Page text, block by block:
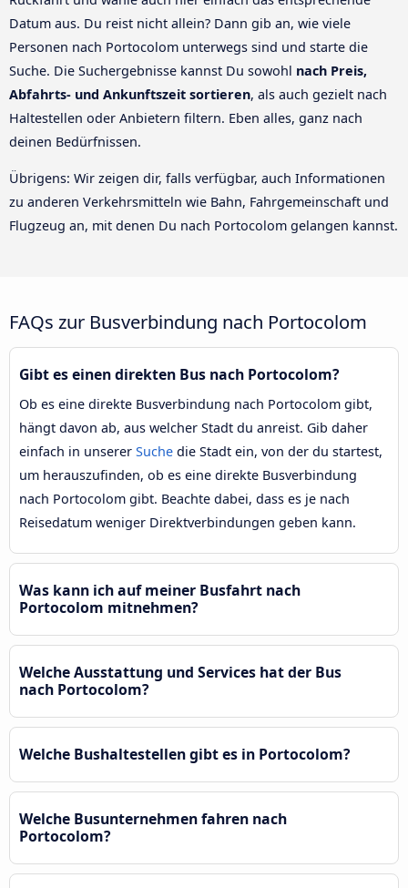
Datum aus. Du reist nicht allein? Dann gib an, wie viele
Personen nach Portocolom unterwegs sind und starte die
Suche. Die Suchergebnisse kannst Du sowohl nach Preis,
Abfahrts- und Ankunftszeit sortieren, als auch gezielt nach
Haltestellen oder Anbietern filtern. Eben alles, ganz nach
deinen Bedürfnissen.
Übrigens: Wir zeigen dir, falls verfügbar, auch Informationen
zu anderen Verkehrsmitteln wie Bahn, Fahrgemeinschaft und
Flugzeug an, mit denen Du nach Portocolom gelangen kannst.
FAQs zur Busverbindung nach Portocolom
Gibt es einen direkten Bus nach Portocolom?
Ob es eine direkte Busverbindung nach Portocolom gibt,
hängt davon ab, aus welcher Stadt du anreist. Gib daher
einfach in unserer Suche die Stadt ein, von der du startest,
um herauszufinden, ob es eine direkte Busverbindung
nach Portocolom gibt. Beachte dabei, dass es je nach
Reisedatum weniger Direktverbindungen geben kann.
Was kann ich auf meiner Busfahrt nach
Portocolom mitnehmen?
Welche Ausstattung und Services hat der Bus
nach Portocolom?
Welche Bushaltestellen gibt es in Portocolom?
Welche Busunternehmen fahren nach
Portocolom?